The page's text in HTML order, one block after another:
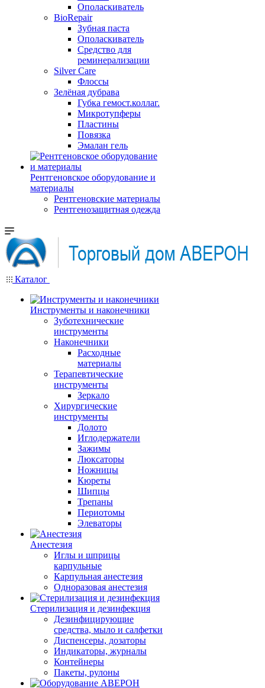
Ополаскиватель
BioRepair
Зубная паста
Ополаскиватель
Средство для
реминерализации
Silver Care
Флоссы
Зелёная дубрава
Губка гемост.коллаг.
Микротупферы
Пластины
Повязка
Эмалан гель
Рентгеновское оборудование и
материалы
Рентгеновские материалы
Рентгенозащитная одежда
Каталог
Инструменты и наконечники
Зуботехнические
инструменты
Наконечники
Расходные
материалы
Терапевтические
инструменты
Зеркало
Хирургические
инструменты
Долото
Иглодержатели
Зажимы
Люксаторы
Ножницы
Кюреты
Шипцы
Трепаны
Периотомы
Элеваторы
Анестезия
Иглы и шприцы
карпульные
Карпульная анестезия
Одноразовая анестезия
Стерилизация и дезинфекция
Дезинфицирующие
средства, мыло и салфетки
Диспенсеры, дозаторы
Индикаторы, журналы
Контейнеры
Пакеты, рулоны